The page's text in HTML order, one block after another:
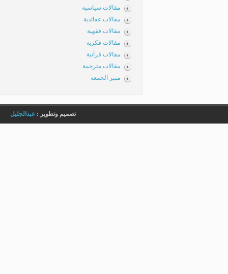
مقالات سياسية
مقالات عقائدية
مقالات فقهية
مقالات فكرية
مقالات قرآنية
مقالات مترجمة
منبر الجمعة
تصميم وتطوير : عبدالجليل